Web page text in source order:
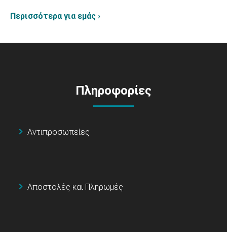
Περισσότερα για εμάς ›
Πληροφορίες
Αντιπροσωπείες
Αποστολές και Πληρωμές